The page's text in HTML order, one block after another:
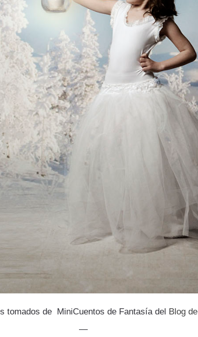
tomados de MiniCuentos de Fantasía del Blog
—